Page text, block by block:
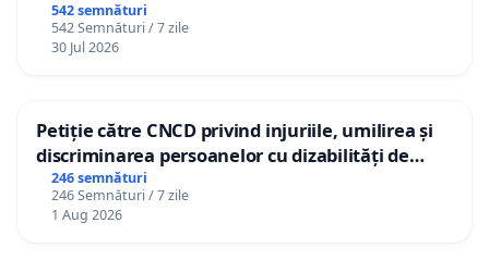
542 semnături
542 Semnături / 7 zile
30 Jul 2026
Petiție către CNCD privind injuriile, umilirea și
discriminarea persoanelor cu dizabilități de
către utilizatorul TikTok „Gorici”
246 semnături
246 Semnături / 7 zile
1 Aug 2026